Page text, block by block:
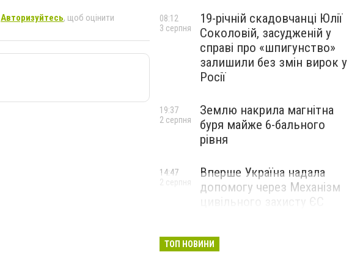
Авторизуйтесь, щоб оцінити
19-річній скадовчанці Юлії
Соколовій, засудженій у
справі про «шпигунство»
залишили без змін вирок у
Росії
08:12
3 серпня
Землю накрила магнітна
буря майже 6-бального
рівня
19:37
2 серпня
Вперше Україна надала
допомогу через Механізм
цивільного захисту ЄС
14:47
2 серпня
ТОП НОВИНИ